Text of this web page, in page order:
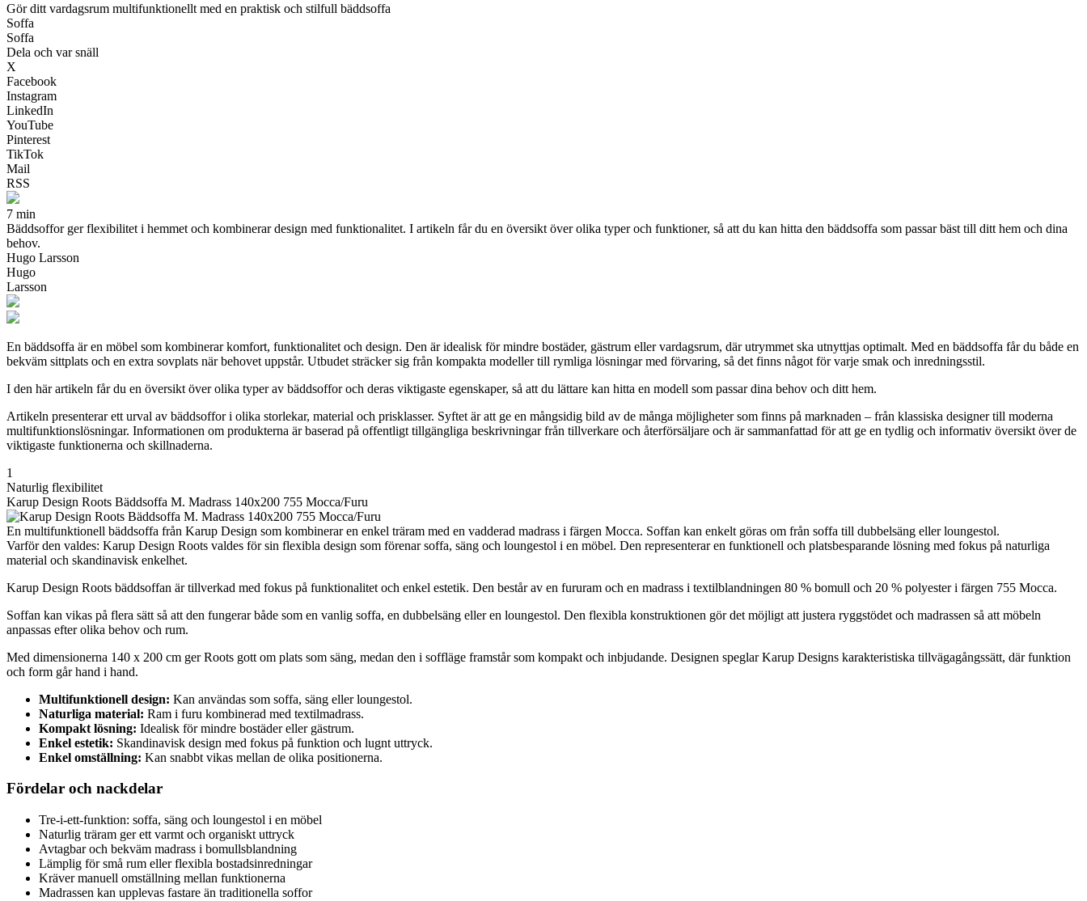
Gör ditt vardagsrum multifunktionellt med en praktisk och stilfull bäddsoffa
Soffa
Soffa
Dela och var snäll
X
Facebook
Instagram
LinkedIn
YouTube
Pinterest
TikTok
Mail
RSS
7 min
Bäddsoffor ger flexibilitet i hemmet och kombinerar design med funktionalitet. I artikeln får du en översikt över olika typer och funktioner, så att du kan hitta den bäddsoffa som passar bäst till ditt hem och dina
behov.
Hugo Larsson
Hugo
Larsson
En bäddsoffa är en möbel som kombinerar komfort, funktionalitet och design. Den är idealisk för mindre bostäder, gästrum eller vardagsrum, där utrymmet ska utnyttjas optimalt. Med en bäddsoffa får du både en
bekväm sittplats och en extra sovplats när behovet uppstår. Utbudet sträcker sig från kompakta modeller till rymliga lösningar med förvaring, så det finns något för varje smak och inredningsstil.
I den här artikeln får du en översikt över olika typer av bäddsoffor och deras viktigaste egenskaper, så att du lättare kan hitta en modell som passar dina behov och ditt hem.
Artikeln presenterar ett urval av bäddsoffor i olika storlekar, material och prisklasser. Syftet är att ge en mångsidig bild av de många möjligheter som finns på marknaden – från klassiska designer till moderna
multifunktionslösningar. Informationen om produkterna är baserad på offentligt tillgängliga beskrivningar från tillverkare och återförsäljare och är sammanfattad för att ge en tydlig och informativ översikt över de
viktigaste funktionerna och skillnaderna.
1
Naturlig flexibilitet
Karup Design Roots Bäddsoffa M. Madrass 140x200 755 Mocca/Furu
En multifunktionell bäddsoffa från Karup Design som kombinerar en enkel träram med en vadderad madrass i färgen Mocca. Soffan kan enkelt göras om från soffa till dubbelsäng eller loungestol.
Varför den valdes: Karup Design Roots valdes för sin flexibla design som förenar soffa, säng och loungestol i en möbel. Den representerar en funktionell och platsbesparande lösning med fokus på naturliga
material och skandinavisk enkelhet.
Karup Design Roots bäddsoffan är tillverkad med fokus på funktionalitet och enkel estetik. Den består av en fururam och en madrass i textilblandningen 80 % bomull och 20 % polyester i färgen 755 Mocca.
Soffan kan vikas på flera sätt så att den fungerar både som en vanlig soffa, en dubbelsäng eller en loungestol. Den flexibla konstruktionen gör det möjligt att justera ryggstödet och madrassen så att möbeln
anpassas efter olika behov och rum.
Med dimensionerna 140 x 200 cm ger Roots gott om plats som säng, medan den i soffläge framstår som kompakt och inbjudande. Designen speglar Karup Designs karakteristiska tillvägagångssätt, där funktion
och form går hand i hand.
Multifunktionell design: Kan användas som soffa, säng eller loungestol.
Naturliga material: Ram i furu kombinerad med textilmadrass.
Kompakt lösning: Idealisk för mindre bostäder eller gästrum.
Enkel estetik: Skandinavisk design med fokus på funktion och lugnt uttryck.
Enkel omställning: Kan snabbt vikas mellan de olika positionerna.
Fördelar och nackdelar
Tre-i-ett-funktion: soffa, säng och loungestol i en möbel
Naturlig träram ger ett varmt och organiskt uttryck
Avtagbar och bekväm madrass i bomullsblandning
Lämplig för små rum eller flexibla bostadsinredningar
Kräver manuell omställning mellan funktionerna
Madrassen kan upplevas fastare än traditionella soffor